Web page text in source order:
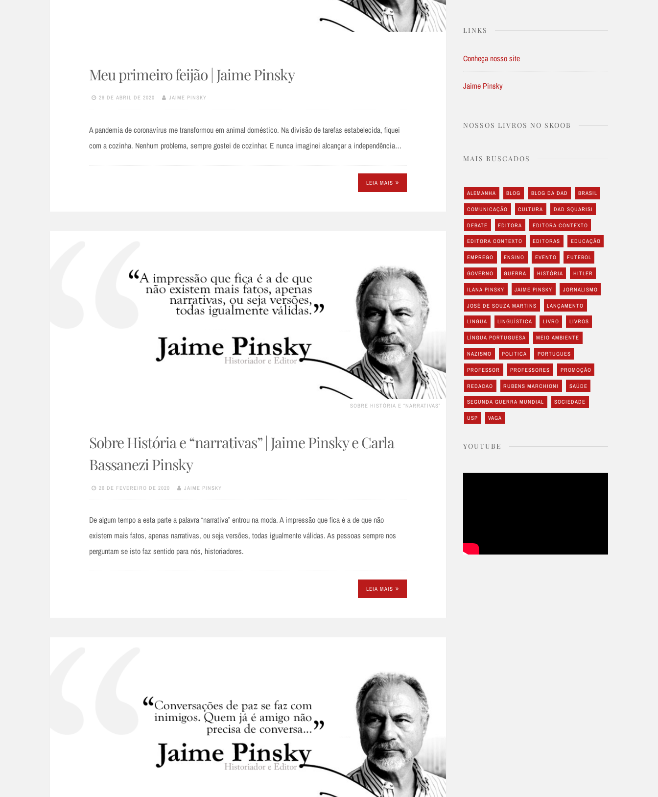
Meu primeiro feijão | Jaime Pinsky
29 DE ABRIL DE 2020 JAIME PINSKY
A pandemia de coronavírus me transformou em animal doméstico. Na divisão de tarefas estabelecida, fiquei
com a cozinha. Nenhum problema, sempre gostei de cozinhar. E nunca imaginei alcançar a independência…
LEIA MAIS
SOBRE HISTÓRIA E “NARRATIVAS”
Sobre História e “narrativas” | Jaime Pinsky e Carla
Bassanezi Pinsky
26 DE FEVEREIRO DE 2020 JAIME PINSKY
De algum tempo a esta parte a palavra “narrativa” entrou na moda. A impressão que fica é a de que não
existem mais fatos, apenas narrativas, ou seja versões, todas igualmente válidas. As pessoas sempre nos
perguntam se isto faz sentido para nós, historiadores.
LEIA MAIS
LINKS
Conheça nosso site
Jaime Pinsky
NOSSOS LIVROS NO SKOOB
MAIS BUSCADOS
ALEMANHA BLOG BLOG DA DAD BRASIL
COMUNICAÇÃO CULTURA DAD SQUARISI
DEBATE EDITORA EDITORA CONTEXTO
EDITORA CONTEXTO EDITORAS EDUCAÇÃO
EMPREGO ENSINO EVENTO FUTEBOL
GOVERNO GUERRA HISTÓRIA HITLER
ILANA PINSKY JAIME PINSKY JORNALISMO
JOSÉ DE SOUZA MARTINS LANÇAMENTO
LINGUA LINGUÍSTICA LIVRO LIVROS
LÍNGUA PORTUGUESA MEIO AMBIENTE
NAZISMO POLITICA PORTUGUES
PROFESSOR PROFESSORES PROMOÇÃO
REDACAO RUBENS MARCHIONI SAÚDE
SEGUNDA GUERRA MUNDIAL SOCIEDADE
USP VAGA
YOUTUBE